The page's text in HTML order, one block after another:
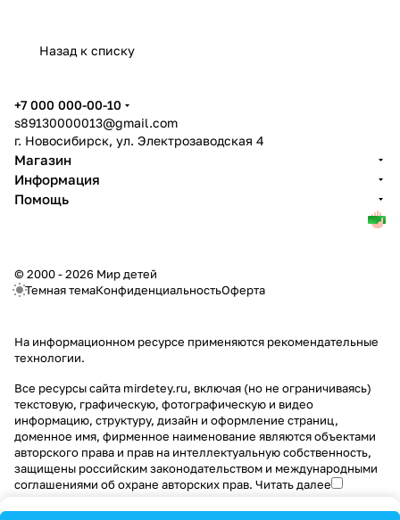
Назад к списку
+7 000 000-00-10
s89130000013@gmail.com
г. Новосибирск, ул. Электрозаводская 4
Магазин
Информация
Помощь
© 2000 - 2026 Мир детей
Темная темаКонфиденциальностьОферта
На информационном ресурсе применяются рекомендательные
технологии.
Все ресурсы сайта mirdetey.ru, включая (но не ограничиваясь)
текстовую, графическую, фотографическую и видео
информацию, структуру, дизайн и оформление страниц,
доменное имя, фирменное наименование являются объектами
авторского права и прав на интеллектуальную собственность,
защищены российским законодательством и международными
соглашениями об охране авторских прав. Читать далее